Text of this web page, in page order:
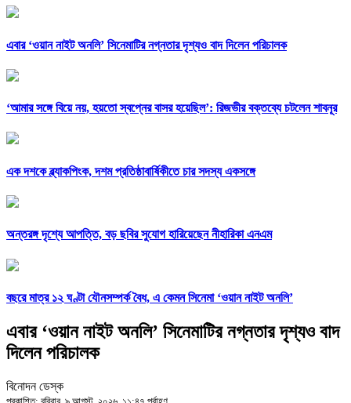
এবার ‘ওয়ান নাইট অনলি’ সিনেমাটির নগ্নতার দৃশ্যও বাদ দিলেন পরিচালক
‘আমার সঙ্গে বিয়ে নয়, হয়তো স্বপ্নের বাসর হয়েছিল’: রিজভীর বক্তব্যে চটলেন শাবনূর
এক দশকে ব্ল্যাকপিংক, দশম প্রতিষ্ঠাবার্ষিকীতে চার সদস্য একসঙ্গে
অন্তরঙ্গ দৃশ্যে আপত্তি, বড় ছবির সুযোগ হারিয়েছেন নীহারিকা এনএম
বছরে মাত্র ১২ ঘণ্টা যৌনসম্পর্ক বৈধ, এ কেমন সিনেমা ‘ওয়ান নাইট অনলি’
এবার ‘ওয়ান নাইট অনলি’ সিনেমাটির নগ্নতার দৃশ্যও বাদ
দিলেন পরিচালক
বিনোদন ডেস্ক